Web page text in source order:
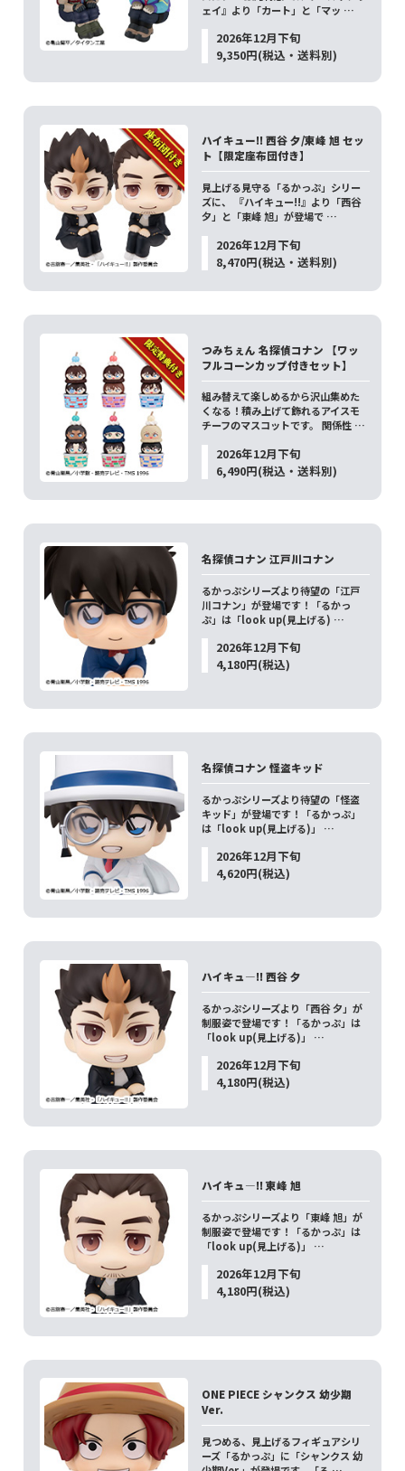
ェイ』より「カート」と「マッ …
2026年12月下旬
9,350円(税込・送料別)
ハイキュー!! 西谷 夕/東峰 旭 セッ
ト【限定座布団付き】
見上げる見守る「るかっぷ」シリー
ズに、 『ハイキュー!!』より「西谷
夕」と「東峰 旭」が登場で …
2026年12月下旬
8,470円(税込・送料別)
つみちぇん 名探偵コナン 【ワッ
フルコーンカップ付きセット】
組み替えて楽しめるから沢山集めた
くなる！積み上げて飾れるアイスモ
チーフのマスコットです。 関係性 …
2026年12月下旬
6,490円(税込・送料別)
名探偵コナン 江戸川コナン
るかっぷシリーズより待望の「江戸
川コナン」が登場です！「るかっ
ぷ」は「look up(見上げる) …
2026年12月下旬
4,180円(税込)
名探偵コナン 怪盗キッド
るかっぷシリーズより待望の「怪盗
キッド」が登場です！「るかっぷ」
は「look up(見上げる)」 …
2026年12月下旬
4,620円(税込)
ハイキュ―!! 西谷 夕
るかっぷシリーズより「西谷 夕」が
制服姿で登場です！「るかっぷ」は
「look up(見上げる)」 …
2026年12月下旬
4,180円(税込)
ハイキュ―!! 東峰 旭
るかっぷシリーズより「東峰 旭」が
制服姿で登場です！「るかっぷ」は
「look up(見上げる)」 …
2026年12月下旬
4,180円(税込)
ONE PIECE シャンクス 幼少期
Ver.
見つめる、見上げるフィギュアシリ
ーズ「るかっぷ」に「シャンクス 幼